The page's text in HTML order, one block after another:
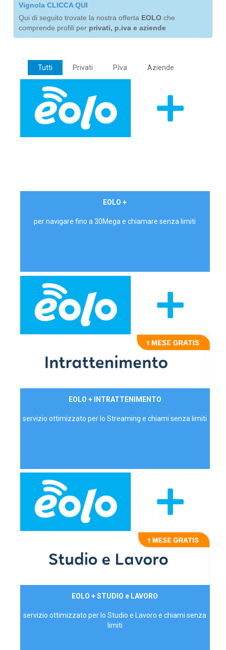
Vignola CLICCA QUI
Qui di seguito trovate la nostra offerta EOLO che
comprende profili per privati, p.iva e aziende
Tutti Privati P.Iva Aziende
EOLO +
per navigare fino a 30Mega e chiamare senza limiti
EOLO + INTRATTENIMENTO
servizio ottimizzato per lo Streaming e chiami senza limiti
EOLO + STUDIO e LAVORO
servizio ottimizzato per lo Studio e Lavoro e chiami senza
limiti